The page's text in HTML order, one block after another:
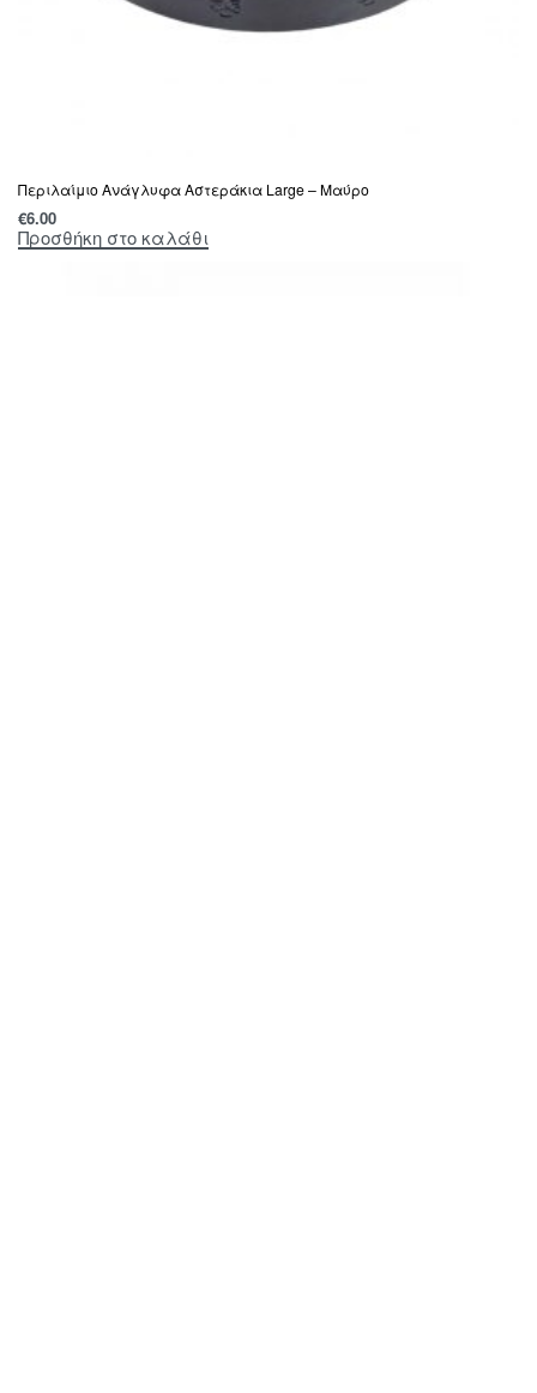
Περιλαίμιο Ανάγλυφα Αστεράκια Large – Μαύρο
€6.00
Προσθήκη στο καλάθι